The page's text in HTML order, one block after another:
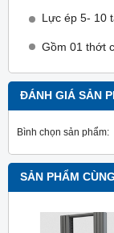
Lực ép 5- 10
Gồm 01 thớt
ĐÁNH GIÁ SẢN
Bình chọn sản phẩm:
SẢN PHẨM